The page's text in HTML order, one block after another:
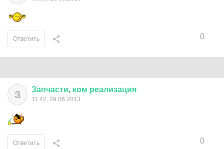
0
Ответить
З Запчасти, ком реализация
11:42, 29.06.2013
0
Ответить